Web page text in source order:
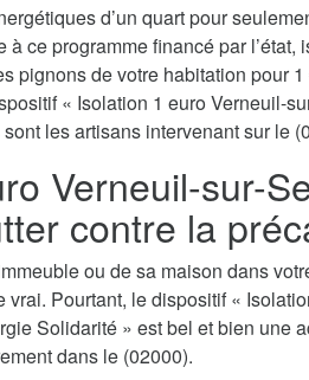
d’un quart pour
à ce programme financé par
pignons de votre habitation pour 1
« Isolation 1 euro Verneuil-
les artisans intervenant sur le
Verneuil-sur-
contre la
ou de sa maison dans
vrai. Pourtant, le dispositif «
Solidarité » est bel et bien une
dans le (02000).